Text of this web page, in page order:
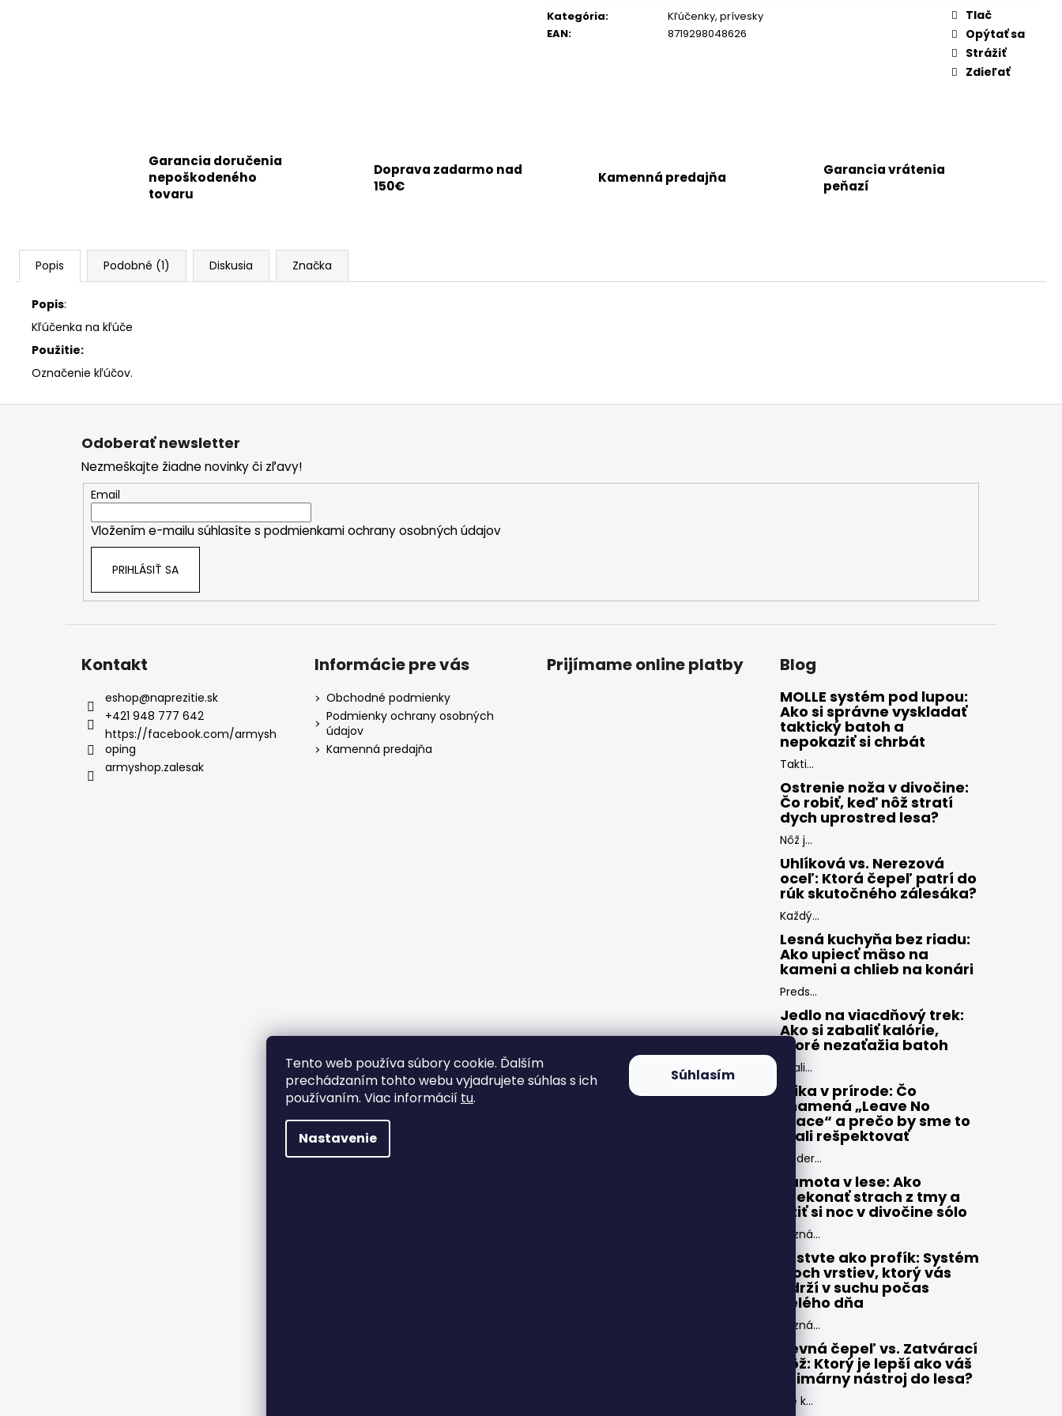
Tento web používa súbory cookie. Ďalším
prechádzaním tohto webu vyjadrujete súhlas s ich
používaním. Viac informácií tu.
Nastavenie
Súhlasím
cena:
Kategória:
Kľúčenky, prívesky
EAN: 8719298048626
Tlač
Opýtať sa
Strážiť
Zdieľať
Garancia doručenia
nepoškodeného
tovaru
Doprava zadarmo nad
150€
Kamenná predajňa
Garancia vrátenia
peňazí
Popis Podobné (1) Diskusia Značka
Popis:
Kľúčenka na kľúče
Použitie:
Označenie kľúčov.
Z
Odoberať newsletter
Nezmeškajte žiadne novinky či zľavy!
Email
Vložením e-mailu súhlasíte s podmienkami ochrany osobných údajov
PRIHLÁSIŤ SA
Kontakt
eshop@naprezitie.sk
+421 948 777 642
https://facebook.com/armysh
oping
armyshop.zalesak
Informácie pre vás
Obchodné podmienky
Podmienky ochrany osobných
údajov
Kamenná predajňa
Prijímame online platby Blog
MOLLE systém pod lupou:
Ako si správne vyskladať
taktický batoh a
nepokaziť si chrbát
Takti...
Ostrenie noža v divočine:
Čo robiť, keď nôž stratí
dych uprostred lesa?
Nôž j...
Uhlíková vs. Nerezová
oceľ: Ktorá čepeľ patrí do
rúk skutočného zálesáka?
Každý...
Lesná kuchyňa bez riadu:
Ako upiecť mäso na
kameni a chlieb na konári
Preds...
Jedlo na viacdňový trek:
Ako si zabaliť kalórie,
ktoré nezaťažia batoh
Zbali...
Etika v prírode: Čo
znamená „Leave No
Trace“ a prečo by sme to
mali rešpektovať
Moder...
Samota v lese: Ako
prekonať strach z tmy a
užiť si noc v divočine sólo
Pozná...
Vrstvte ako profík: Systém
troch vrstiev, ktorý vás
udrží v suchu počas
celého dňa
Pozná...
Pevná čepeľ vs. Zatvárací
nôž: Ktorý je lepší ako váš
primárny nástroj do lesa?
Pre k...